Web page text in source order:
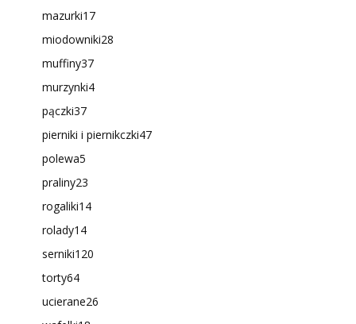
mazurki17
miodowniki28
muffiny37
murzynki4
pączki37
pierniki i piernikczki47
polewa5
praliny23
rogaliki14
rolady14
serniki120
torty64
ucierane26